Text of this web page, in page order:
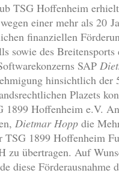
TSG Hoffenheim
einer mehr als 20
finanziellen
sowie des Breitensports
SAP
hinsichtlich der
Plazets
1899 Hoffenheim e.V.
Dietmar Hopp die
TSG 1899 Hoffenheim
zu übertragen. Auf
diese Förderausnahme